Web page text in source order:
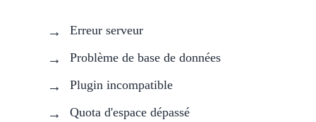
Erreur serveur
Problème de base de données
Plugin incompatible
Quota d'espace dépassé